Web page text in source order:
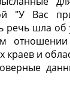
"У Вас
речь шла об
краев и